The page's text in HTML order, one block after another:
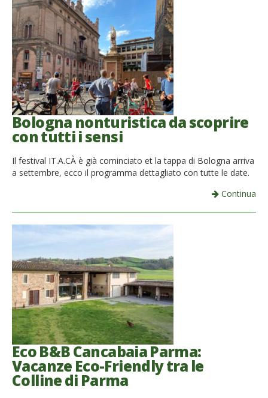
Bologna nonturistica da scoprire
con tutti i sensi
Il festival IT.A.CÀ è già cominciato et la tappa di Bologna arriva
a settembre, ecco il programma dettagliato con tutte le date.
Continua
Eco B&B Cancabaia Parma:
Vacanze Eco-Friendly tra le
Colline di Parma